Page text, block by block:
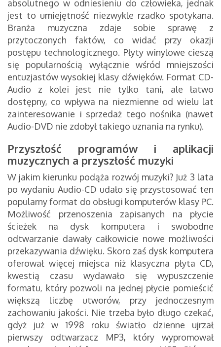
absolutnego w odniesieniu do człowieka, jednak
jest to umiejętność niezwykle rzadko spotykana.
Branża muzyczna zdaje sobie sprawę z
przytoczonych faktów, co widać przy okazji
postępu technologicznego. Płyty winylowe cieszą
się popularnością wyłącznie wśród mniejszości
entuzjastów wysokiej klasy dźwięków. Format CD-
Audio z kolei jest nie tylko tani, ale łatwo
dostępny, co wpływa na niezmienne od wielu lat
zainteresowanie i sprzedaż tego nośnika (nawet
Audio-DVD nie zdobył takiego uznania na rynku).
Przyszłość programów i aplikacji
muzycznych a przyszłość muzyki
W jakim kierunku podąża rozwój muzyki? Już 3 lata
po wydaniu Audio-CD udało się przystosować ten
popularny format do obsługi komputerów klasy PC.
Możliwość przenoszenia zapisanych na płycie
ścieżek na dysk komputera i swobodne
odtwarzanie dawały całkowicie nowe możliwości
przekazywania dźwięku. Skoro zaś dysk komputera
oferował więcej miejsca niż klasyczna płyta CD,
kwestią czasu wydawało się wypuszczenie
formatu, który pozwoli na jednej płycie pomieścić
większą liczbę utworów, przy jednoczesnym
zachowaniu jakości. Nie trzeba było długo czekać,
gdyż już w 1998 roku światło dzienne ujrzał
pierwszy odtwarzacz MP3, który wypromował